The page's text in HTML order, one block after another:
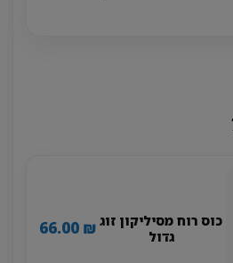
כוס רוח מסיליקון זוג
גדול
66.00₪